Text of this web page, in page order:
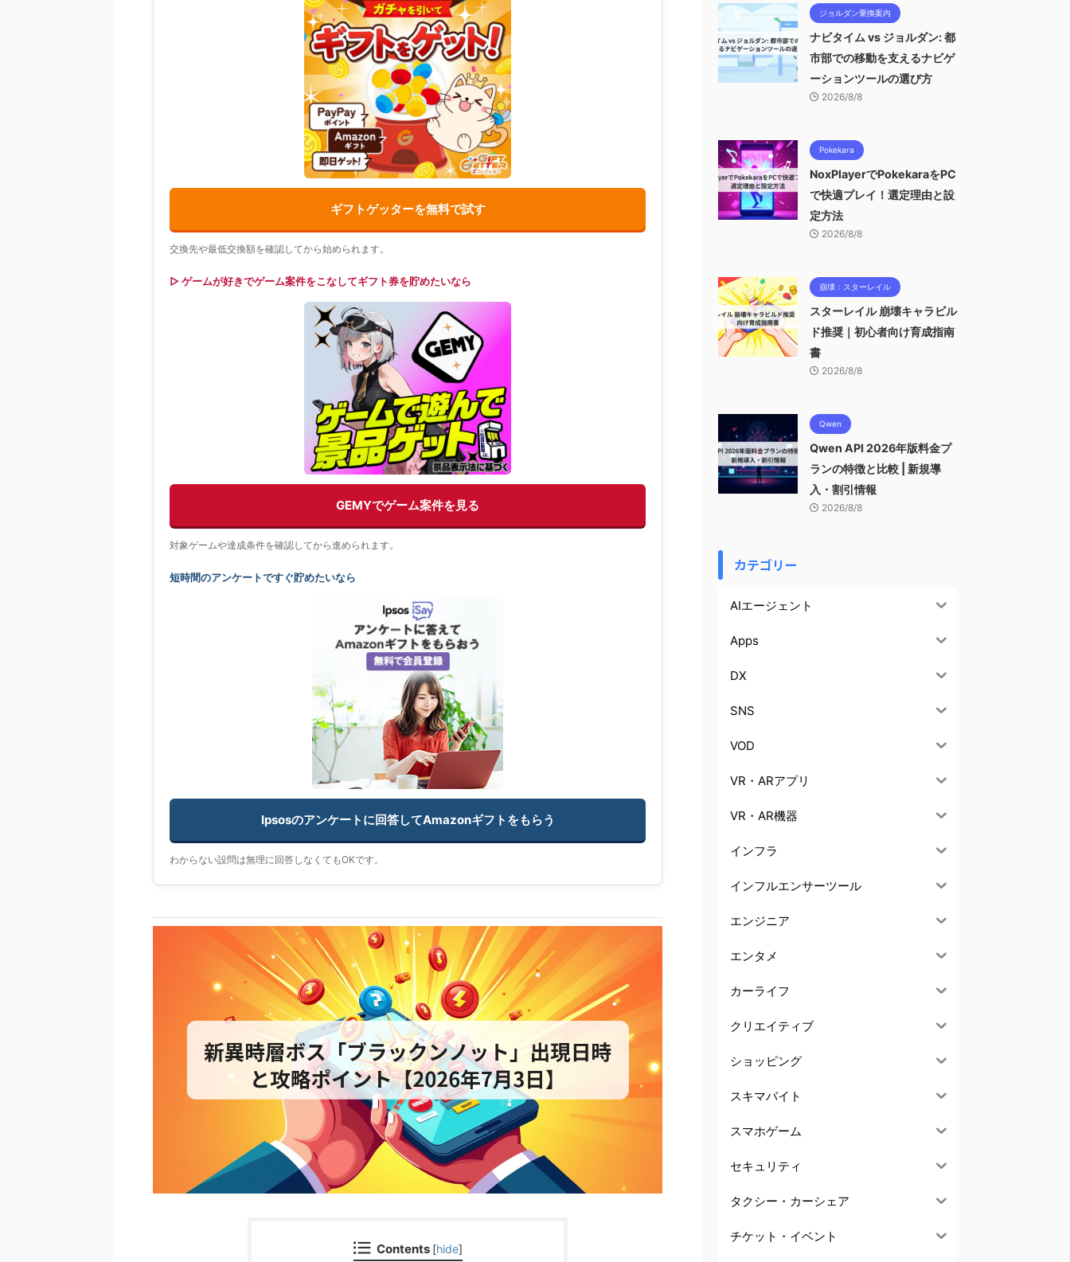
ギフトゲッターを無料で試す
交換先や最低交換額を確認してから始められます。
▷ ゲームが好きでゲーム案件をこなしてギフト券を貯めたいなら
GEMYでゲーム案件を見る
対象ゲームや達成条件を確認してから進められます。
短時間のアンケートですぐ貯めたいなら
Ipsosのアンケートに回答してAmazonギフトをもらう
わからない設問は無理に回答しなくてもOKです。
Contents [hide]
ジョルダン乗換案内
ナビタイム vs ジョルダン: 都
市部での移動を支えるナビゲ
ーションツールの選び方
2026/8/8
Pokekara
NoxPlayerでPokekaraをPC
で快適プレイ！選定理由と設
定方法
2026/8/8
崩壊：スターレイル
スターレイル 崩壊キャラビル
ド推奨｜初心者向け育成指南
書
2026/8/8
Qwen
Qwen API 2026年版料金プ
ランの特徴と比較 | 新規導
入・割引情報
2026/8/8
カテゴリー
AIエージェント
Apps
DX
SNS
VOD
VR・ARアプリ
VR・AR機器
インフラ
インフルエンサーツール
エンジニア
エンタメ
カーライフ
クリエイティブ
ショッピング
スキマバイト
スマホゲーム
セキュリティ
タクシー・カーシェア
チケット・イベント